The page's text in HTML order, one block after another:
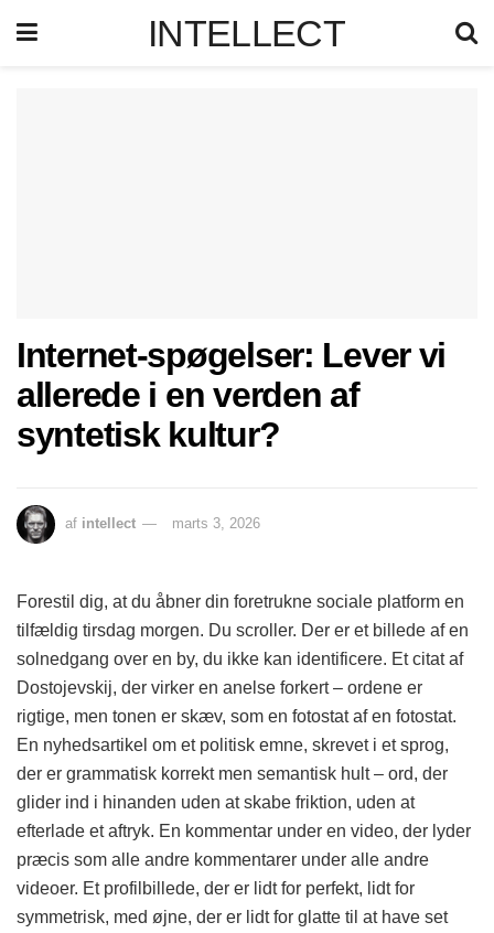
INTELLECT
Internet-spøgelser: Lever vi
allerede i en verden af
syntetisk kultur?
af intellect marts 3, 2026
Forestil dig, at du åbner din foretrukne sociale platform en
tilfældig tirsdag morgen. Du scroller. Der er et billede af en
solnedgang over en by, du ikke kan identificere. Et citat af
Dostojevskij, der virker en anelse forkert – ordene er
rigtige, men tonen er skæv, som en fotostat af en fotostat.
En nyhedsartikel om et politisk emne, skrevet i et sprog,
der er grammatisk korrekt men semantisk hult – ord, der
glider ind i hinanden uden at skabe friktion, uden at
efterlade et aftryk. En kommentar under en video, der lyder
præcis som alle andre kommentarer under alle andre
videoer. Et profilbillede, der er lidt for perfekt, lidt for
symmetrisk, med øjne, der er lidt for glatte til at have set